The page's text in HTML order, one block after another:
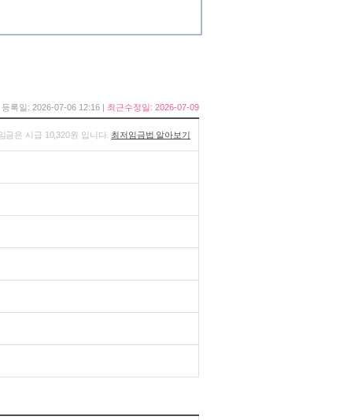
등록일: 2026-07-06 12:16 | 최근수정일: 2026-07-09
금은 시급 10,320원 입니다. 최저임금법 알아보기